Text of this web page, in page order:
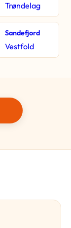
Trøndelag
Sandefjord
Vestfold